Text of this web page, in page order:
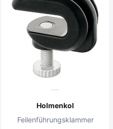
Holmenkol
Feilenführungsklammer